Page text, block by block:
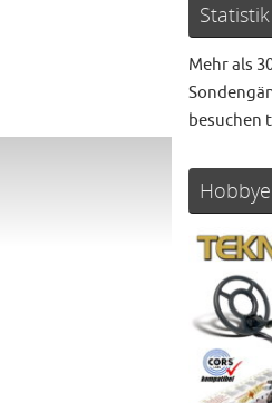
Statistik
Mehr als
besuchen